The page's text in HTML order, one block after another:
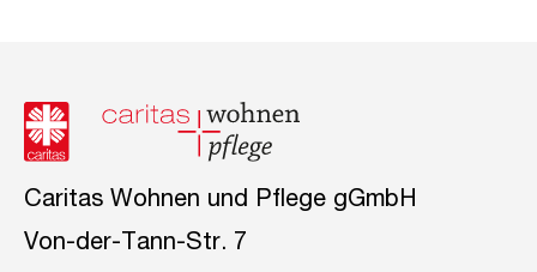
Caritas Wohnen und Pflege gGmbH
Von-der-Tann-Str. 7